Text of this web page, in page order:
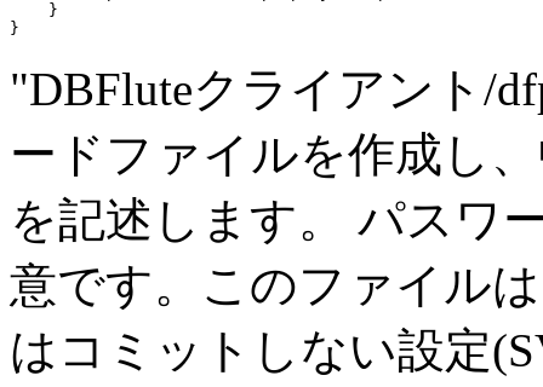
    }
"DBFluteクライアント/
ードファイルを作成し
を記述します。 パスワ
意です。このファイル
はコミットしない設定